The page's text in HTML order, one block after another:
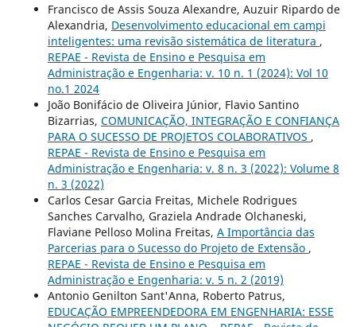
Francisco de Assis Souza Alexandre, Auzuir Ripardo de
Alexandria, Desenvolvimento educacional em campi
inteligentes: uma revisão sistemática de literatura ,
REPAE - Revista de Ensino e Pesquisa em
Administração e Engenharia: v. 10 n. 1 (2024): Vol 10
no.1 2024
João Bonifácio de Oliveira Júnior, Flavio Santino
Bizarrias, COMUNICAÇÃO, INTEGRAÇÃO E CONFIANÇA
PARA O SUCESSO DE PROJETOS COLABORATIVOS ,
REPAE - Revista de Ensino e Pesquisa em
Administração e Engenharia: v. 8 n. 3 (2022): Volume 8
n. 3 (2022)
Carlos Cesar Garcia Freitas, Michele Rodrigues
Sanches Carvalho, Graziela Andrade Olchaneski,
Flaviane Pelloso Molina Freitas, A Importância das
Parcerias para o Sucesso do Projeto de Extensão ,
REPAE - Revista de Ensino e Pesquisa em
Administração e Engenharia: v. 5 n. 2 (2019)
Antonio Genilton Sant'Anna, Roberto Patrus,
EDUCAÇÃO EMPREENDEDORA EM ENGENHARIA: ESSE